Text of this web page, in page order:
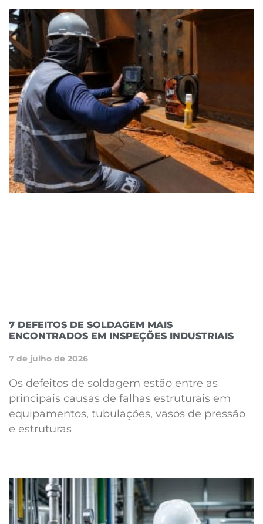
7 DEFEITOS DE SOLDAGEM MAIS
ENCONTRADOS EM INSPEÇÕES INDUSTRIAIS
7 de julho de 2026
Os defeitos de soldagem estão entre as
principais causas de falhas estruturais em
equipamentos, tubulações, vasos de pressão
e estruturas